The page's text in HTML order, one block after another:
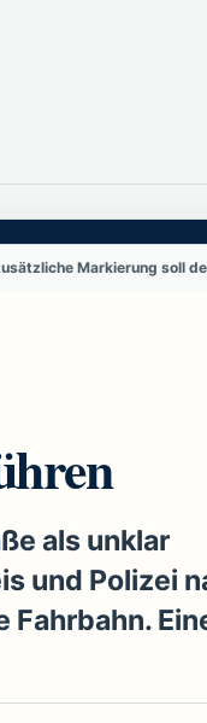
Markierung soll
als unklar
und Polizei
Fahrbahn.